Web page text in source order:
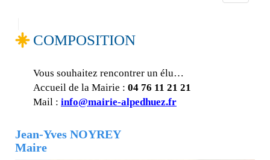
COMPOSITION
Vous souhaitez rencontrer un élu…
Accueil de la Mairie : 04 76 11 21 21
Mail : info@mairie-alpedhuez.fr
Jean-Yves NOYREY
Maire